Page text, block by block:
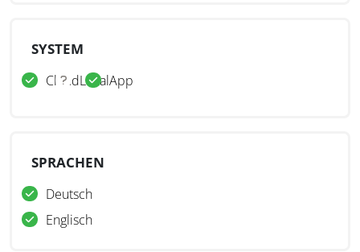
SYSTEM
CloudLokalApp
SPRACHEN
Deutsch
Englisch